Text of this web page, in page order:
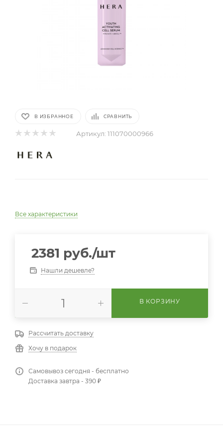
В ИЗБРАННОЕ СРАВНИТЬ
Артикул: 111070000966
Все характеристики
2381 руб./шт
Нашли дешевле?
В КОРЗИНУ
Рассчитать доставку
Хочу в подарок
Самовывоз сегодня - бесплатно
Доставка завтра - 390 ₽